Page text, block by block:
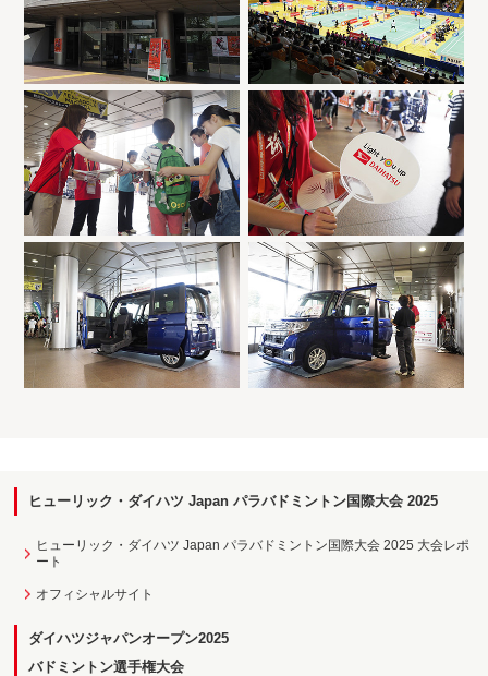
ヒューリック・ダイハツ Japan パラバドミントン国際大会 2025
ヒューリック・ダイハツ Japan パラバドミントン国際大会 2025 大会レポ
ート
オフィシャルサイト
ダイハツジャパンオープン2025
バドミントン選手権大会